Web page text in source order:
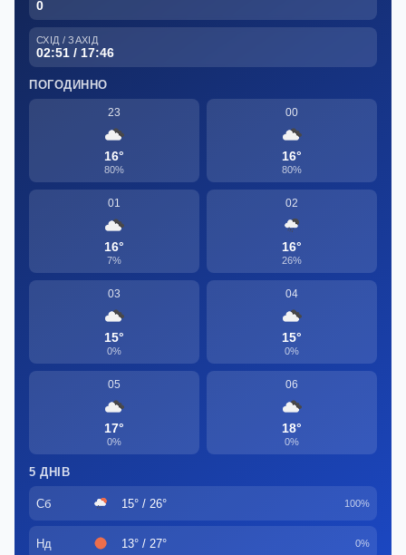
0
СХІД / ЗАХІД
02:51 / 17:46
ПОГОДИННО
23
16°
80%
00
16°
80%
01
16°
7%
02
16°
26%
03
15°
0%
04
15°
0%
05
17°
0%
06
18°
0%
5 ДНІВ
Сб 15° / 26° 100%
Нд 13° / 27° 0%